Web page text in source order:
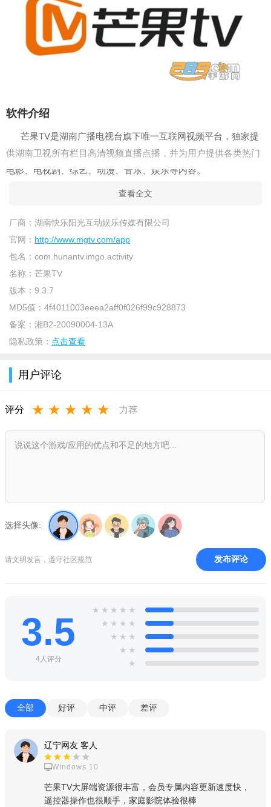
软件介绍
芒果TV是湖南广播电视台旗下唯一互联网视频平台，独家提
供湖南卫视所有栏目高清视频直播点播，并为用户提供各类热门
电影、电视剧、综艺、动漫、音乐、娱乐等内容。
2、小屏看着不够爽，一键【投屏】，享受电影院的感觉！
3、【3Dtouch】长按快捷进入播放和缓存记录！
4、神器【倍速播放】，多倍速跳过尿点！
5、吐槽利器【弹幕】，快去看看自己喜欢的片子有没有开弹
幕，抓住机会，我要吐槽！
产品优势
支持离线缓存
无缝多端同步
热门综艺应有尽有
查看全文
厂商： 湖南快乐阳光互动娱乐传媒有限公司
官网： http://www.mgtv.com/app
包名： com.hunantv.imgo.activity
名称： 芒果TV
版本： 9.3.7
MD5值： 4f4011003eeea2aff0f026f99c928873
备案： 湘B2-20090004-13A
隐私政策： 点击查看
用户评论
评分 ★ ★ ★ ★ ★ 力荐
选择头像:
请文明发言，遵守社区规范 发布评论
3.5
4人评分
★ ★ ★ ★ ★
★ ★ ★ ★
★ ★ ★
★ ★
★
全部 好评 中评 差评
辽宁网友 客人
Windows 10
芒果TV大屏端资源很丰富，会员专属内容更新速度快，
遥控器操作也很顺手，家庭影院体验很棒